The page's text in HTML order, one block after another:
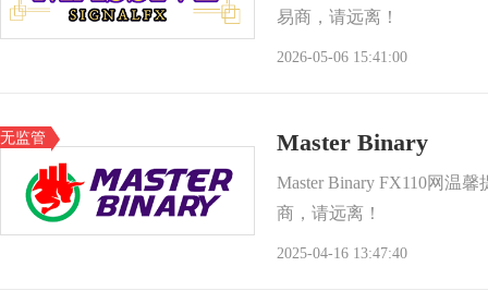
易商，请远离！
2026-05-06 15:41:00
无监管 Master Binary
Master Binary FX110网温
商，请远离！
2025-04-16 13:47:40